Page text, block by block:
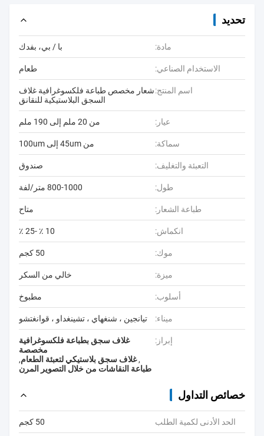
تحديد
مادة: با / بي، بفدك
الاستخدام الصناعي: طعام
اسم المنتج:شعار مخصص طباعة فلكسوغرافية غلاف
السجق البلاستيكية للنقانق
عيار: من 20 ملم إلى 190 ملم
سماكة: من 45um إلى 100um
التعبئة والتغليف: صندوق
طول: 800-1000 متر/لفة
طباعة الشعار: متاح
انكماش: 10 ٪ -25 ٪
موك: 50 كجم
ميزة: خالي من السكر
أسلوب: مطبوخ
ميناء: تيانجين ، شنغهاي ، تشينغداو ، قوانغتشو
إبراز:
غلاف سجق بطباعة فلكسوغرافية
مخصصة
,غلاف سجق بلاستيكي لتعبئة الطعام,
طباعة النقاشات من خلال التصوير المرن
خصائص التداول
الحد الأدنى لكمية الطلب 50 كجم